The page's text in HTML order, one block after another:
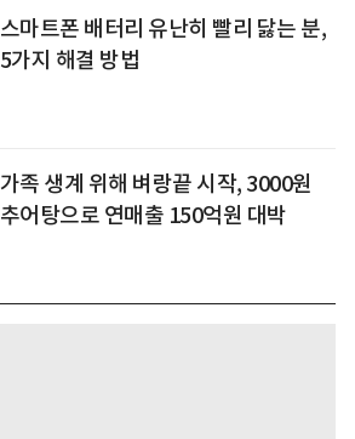
스마트폰 배터리 유난히 빨리 닳는 분,
5가지 해결 방법
가족 생계 위해 벼랑끝 시작, 3000원
추어탕으로 연매출 150억원 대박